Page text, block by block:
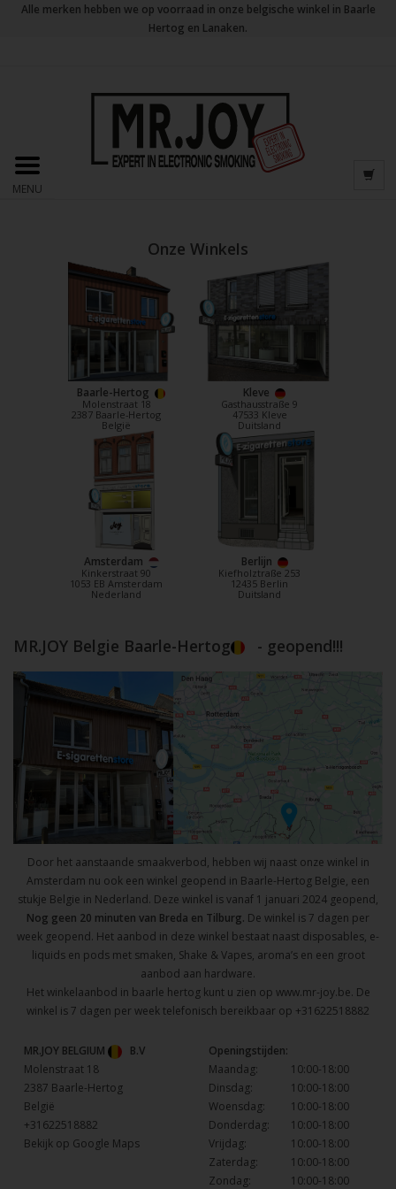
Alle merken hebben we op voorraad in onze belgische winkel in Baarle
Hertog en Lanaken.
MENU
Onze Winkels
Baarle-Hertog
Molenstraat 18
2387 Baarle-Hertog
België
Kleve
Gasthausstraße 9
47533 Kleve
Duitsland
Amsterdam
Kinkerstraat 90
1053 EB Amsterdam
Nederland
Berlijn
Kiefholztraße 253
12435 Berlin
Duitsland
MR.JOY Belgie Baarle-Hertog - geopend!!!
Door het aanstaande smaakverbod, hebben wij naast onze winkel in
Amsterdam nu ook een winkel geopend in Baarle-Hertog Belgie, een
stukje Belgie in Nederland. Deze winkel is vanaf 1 januari 2024 geopend,
Nog geen 20 minuten van Breda en Tilburg. De winkel is 7 dagen per
week geopend. Het aanbod in deze winkel bestaat naast disposables, e-
liquids en pods met smaken, Shake & Vapes, aroma’s en een groot
aanbod aan hardware.
Het winkelaanbod in baarle hertog kunt u zien op www.mr-joy.be. De
winkel is 7 dagen per week telefonisch bereikbaar op +31622518882
MR.JOY BELGIUM
B.V
Molenstraat 18
2387 Baarle-Hertog
België
+31622518882
Bekijk op Google Maps
Openingstijden:
Maandag:
10:00-18:00
Dinsdag:
10:00-18:00
Woensdag:
10:00-18:00
Donderdag:
10:00-18:00
Vrijdag:
10:00-18:00
Zaterdag:
10:00-18:00
Zondag:
10:00-18:00